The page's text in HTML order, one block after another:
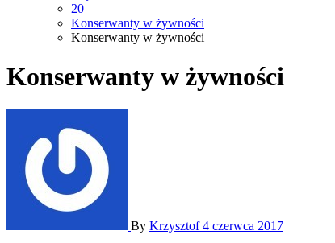
20
Konserwanty w żywności
Konserwanty w żywności
Konserwanty w żywności
By Krzysztof4 czerwca 2017